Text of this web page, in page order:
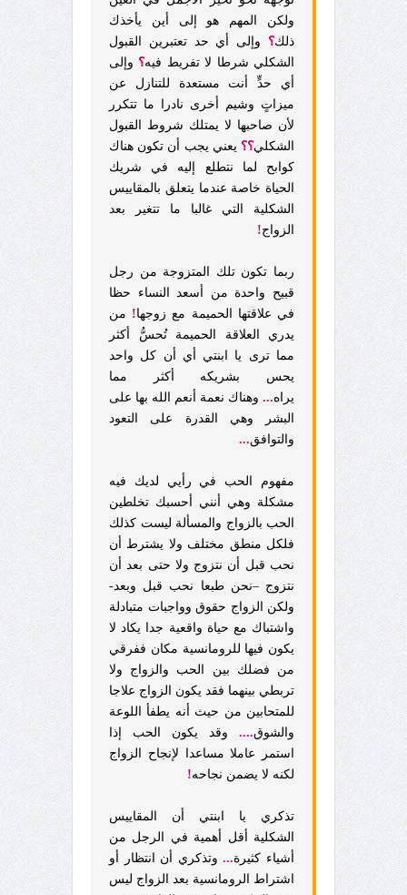
ولكن المهم هو إلى أين يأخذك
ذلك؟
وإلى أي حد تعتبرين القبول
الشكلي شرطا لا تفريط فيه؟ وإلى
أي حدٍّ أنت مستعدة للتنازل عن
ميزاتٍ وشيم أخرى نادرا ما تتكرر
لأن صاحبها لا يمتلك شروط القبول
الشكلي؟؟ يعني يجب أن تكون هناك
كوابح لما نتطلع إليه في شريك
الحياة خاصة عندما يتعلق بالمقاييس
الشكلية التي غالبا ما تتغير بعد
الزواج!
ربما تكون تلك المتزوجة من رجل
قبيح واحدة من أسعد النساء حظا
في علاقتها الحميمة مع زوجها! من
يدري العلاقة الحميمة تُحسُّ أكثر
مما ترى يا ابنتي أي أن كل واحد
يحس بشريكه أكثر مما
يراه... وهناك نعمة أنعم الله بها على
البشر وهي القدرة على التعود
والتوافق...
مفهوم الحب في رأيي لديك فيه
مشكلة وهي أنني أحسبك تخلطين
الحب بالزواج والمسألة ليست كذلك
فلكل منطق مختلف ولا يشترط أن
نحب قبل أن نتزوج ولا حتى بعد أن
نتزوج –نحن طبعا نحب قبل وبعد-
ولكن الزواج حقوق وواجبات متبادلة
واشتباك مع حياة واقعية جدا يكاد لا
يكون فيها للرومانسية مكان ففرقي
من فضلك بين الحب والزواج ولا
تربطي بينهما فقد يكون الزواج علاجا
للمتحابين من حيث أنه يطفأ اللوعة
والشوق.... وقد يكون الحب إذا
استمر عاملا مساعدا لإنجاح الزواج
لكنه لا يضمن نجاحه!
تذكري يا ابنتي أن المقاييس
الشكلية أقل أهمية في الرجل من
أشياء كثيرة...وتذكري أن انتظار أو
اشتراط الرومانسية بعد الزواج ليس